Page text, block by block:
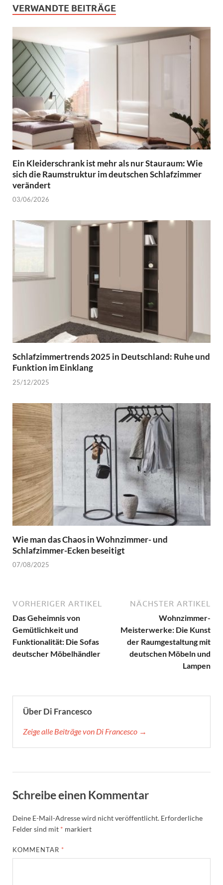
VERWANDTE BEITRÄGE
Ein Kleiderschrank ist mehr als nur Stauraum: Wie
sich die Raumstruktur im deutschen Schlafzimmer
verändert
03/06/2026
Schlafzimmertrends 2025 in Deutschland: Ruhe und
Funktion im Einklang
25/12/2025
Wie man das Chaos in Wohnzimmer- und
Schlafzimmer-Ecken beseitigt
07/08/2025
VORHERIGER ARTIKEL
Das Geheimnis von
Gemütlichkeit und
Funktionalität: Die Sofas
deutscher Möbelhändler
NÄCHSTER ARTIKEL
Wohnzimmer-
Meisterwerke: Die Kunst
der Raumgestaltung mit
deutschen Möbeln und
Lampen
Über Di Francesco
Zeige alle Beiträge von Di Francesco →
Schreibe einen Kommentar
Deine E-Mail-Adresse wird nicht veröffentlicht. Erforderliche
Felder sind mit * markiert
KOMMENTAR *